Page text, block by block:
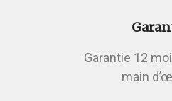
Garantie 12
main